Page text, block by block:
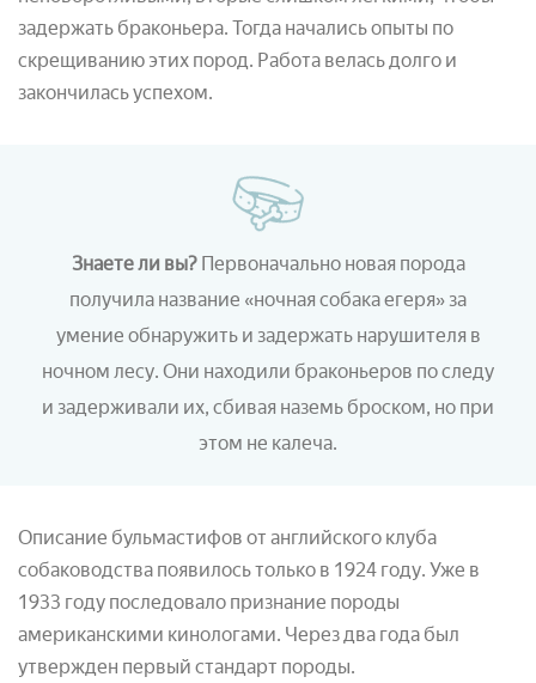
задержать браконьера. Тогда начались опыты по
скрещиванию этих пород. Работа велась долго и
закончилась успехом.
Знаете ли вы? Первоначально новая порода
получила название «ночная собака егеря» за
умение обнаружить и задержать нарушителя в
ночном лесу. Они находили браконьеров по следу
и задерживали их, сбивая наземь броском, но при
этом не калеча.
Описание бульмастифов от английского клуба
собаководства появилось только в 1924 году. Уже в
1933 году последовало признание породы
американскими кинологами. Через два года был
утвержден первый стандарт породы.